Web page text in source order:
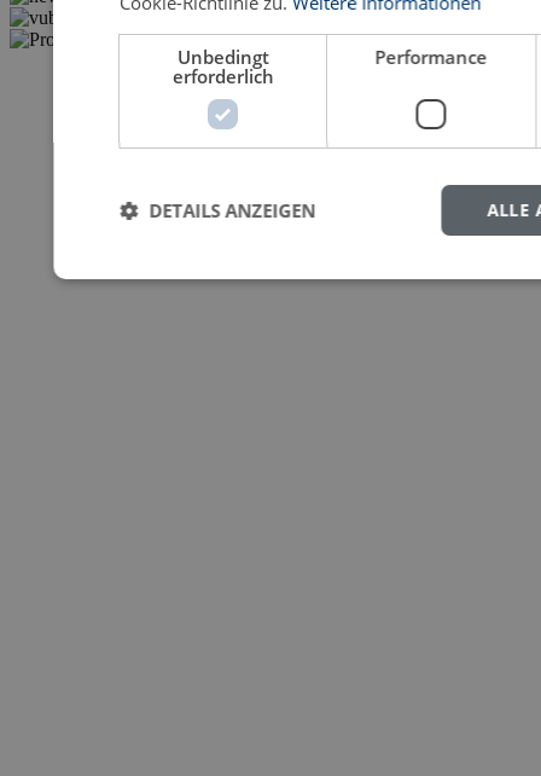
Unbedingt
erforderlich
Performance
ALLE
DETAILS ANZEIGEN